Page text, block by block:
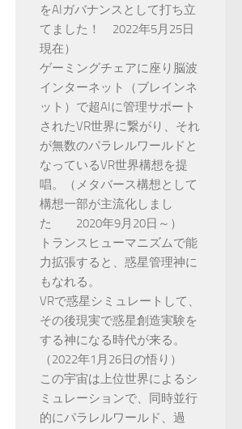
をAIガバナンスとして打ち立
てました！ 2022年5月25日
現在）
ゲーミングチェアに座り脳波
インターネット（ブレインネ
ット）で超AIに管理サポート
されたVR世界に繋がり、それ
が無数のパラレルワールドと
なっているVR世界構想を提
唱。（メタバース構想として
構想一部が主流化しまし
た 2020年9月20日～）
トランスヒューマニズムで能
力拡張すると、惑星管理神に
もなれる。
VRで惑星シミュレートして、
その後現実で惑星創造実験を
する神になる時代が来る。
（2022年1月26日の悟り）
この宇宙は上位世界によるシ
ミュレーションで、同時並行
的にパラレルワールド、過